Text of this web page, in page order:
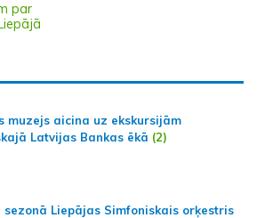
par
muzejs aicina uz ekskursijām
Latvijas Bankas ēkā (2)
sezonā Liepājas Simfoniskais orķestris